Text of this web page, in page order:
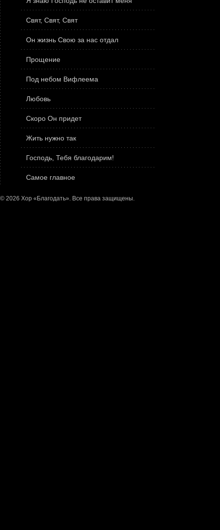
Свят, Свят, Свят
Он жизнь Свою за нас отдал
Прощение
Под небом Вифлеема
Любовь
Скоро Он придет
Жить нужно так
Господь, Тебя благодарим!
Самое главное
© 2026 Хор «Благодать». Все права защищены.